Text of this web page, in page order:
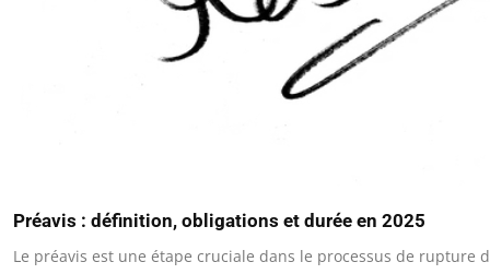
Préavis : définition, obligations et durée en 2025
Le préavis est une étape cruciale dans le processus de rupture